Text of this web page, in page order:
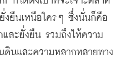
งยืนเหนือใครๆ ซึ่งนั่นก็คือ
ละยั่งยืน รวมถึงให้ความ
นและความหลากหลายทาง